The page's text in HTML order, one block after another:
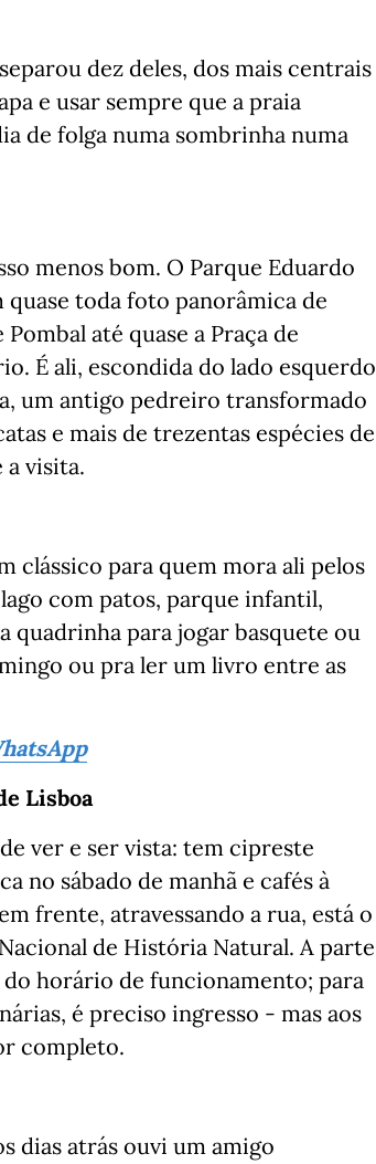
separou dez deles, dos mais centrais
e usar sempre que a praia
de folga numa sombrinha numa
menos bom. O Parque Eduardo
toda foto panorâmica de
até quase a Praça de
É ali, escondida do lado esquerdo
um antigo pedreiro transformado
e mais de trezentas espécies de
a visita.
clássico para quem mora ali pelos
com patos, parque infantil,
quadrinha para jogar basquete ou
ou pra ler um livro entre as
Lisboa
ver e ser vista: tem cipreste
no sábado de manhã e cafés à
frente, atravessando a rua, está o
de História Natural. A parte
do horário de funcionamento; para
é preciso ingresso - mas aos
completo.
dias atrás ouvi um amigo